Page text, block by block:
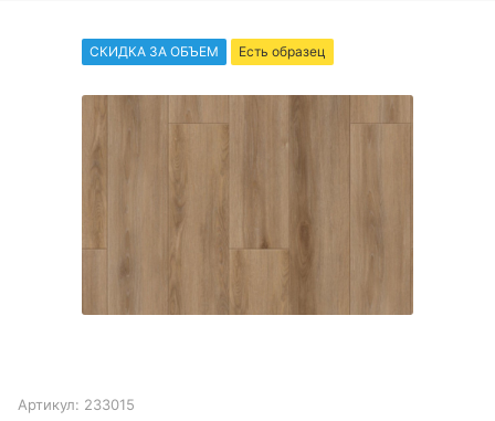
СКИДКА ЗА ОБЪЕМ Есть образец
Артикул: 233015